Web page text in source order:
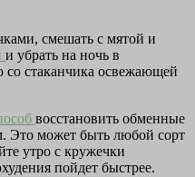
смешать с мятой и
и убрать на ночь в
со стаканчика освежающей
восстановить обменные
Это может быть любой сорт
утро с кружечки
пойдет быстрее.